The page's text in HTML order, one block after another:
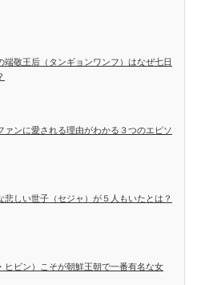
端敬王后（タンギョンワンフ）はなぜ七日
ァンに愛される理由がわかる３つのエピソ
悲しい世子（セジャ）が５人もいたとは？
ヒビン）こそが朝鮮王朝で一番有名な女